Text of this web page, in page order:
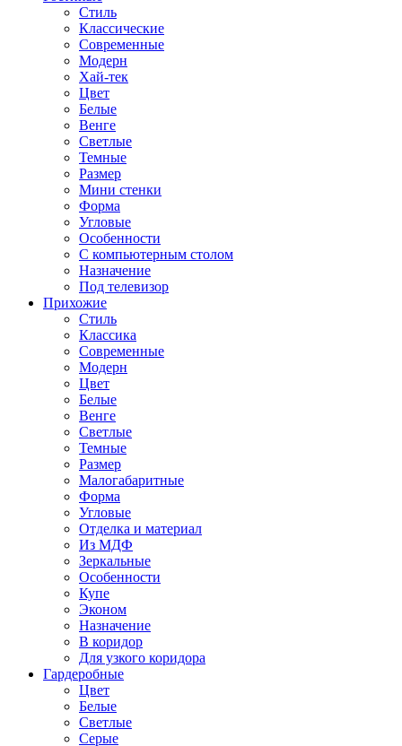
Стиль
Классические
Современные
Модерн
Хай-тек
Цвет
Белые
Венге
Светлые
Темные
Размер
Мини стенки
Форма
Угловые
Особенности
С компьютерным столом
Назначение
Под телевизор
Прихожие
Стиль
Классика
Современные
Модерн
Цвет
Белые
Венге
Светлые
Темные
Размер
Малогабаритные
Форма
Угловые
Отделка и материал
Из МДФ
Зеркальные
Особенности
Купе
Эконом
Назначение
В коридор
Для узкого коридора
Гардеробные
Цвет
Белые
Светлые
Серые